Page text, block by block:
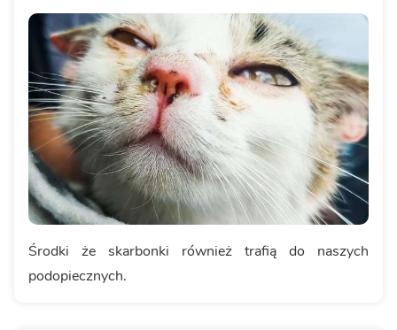
Środki że skarbonki również trafią do naszych
podopiecznych.